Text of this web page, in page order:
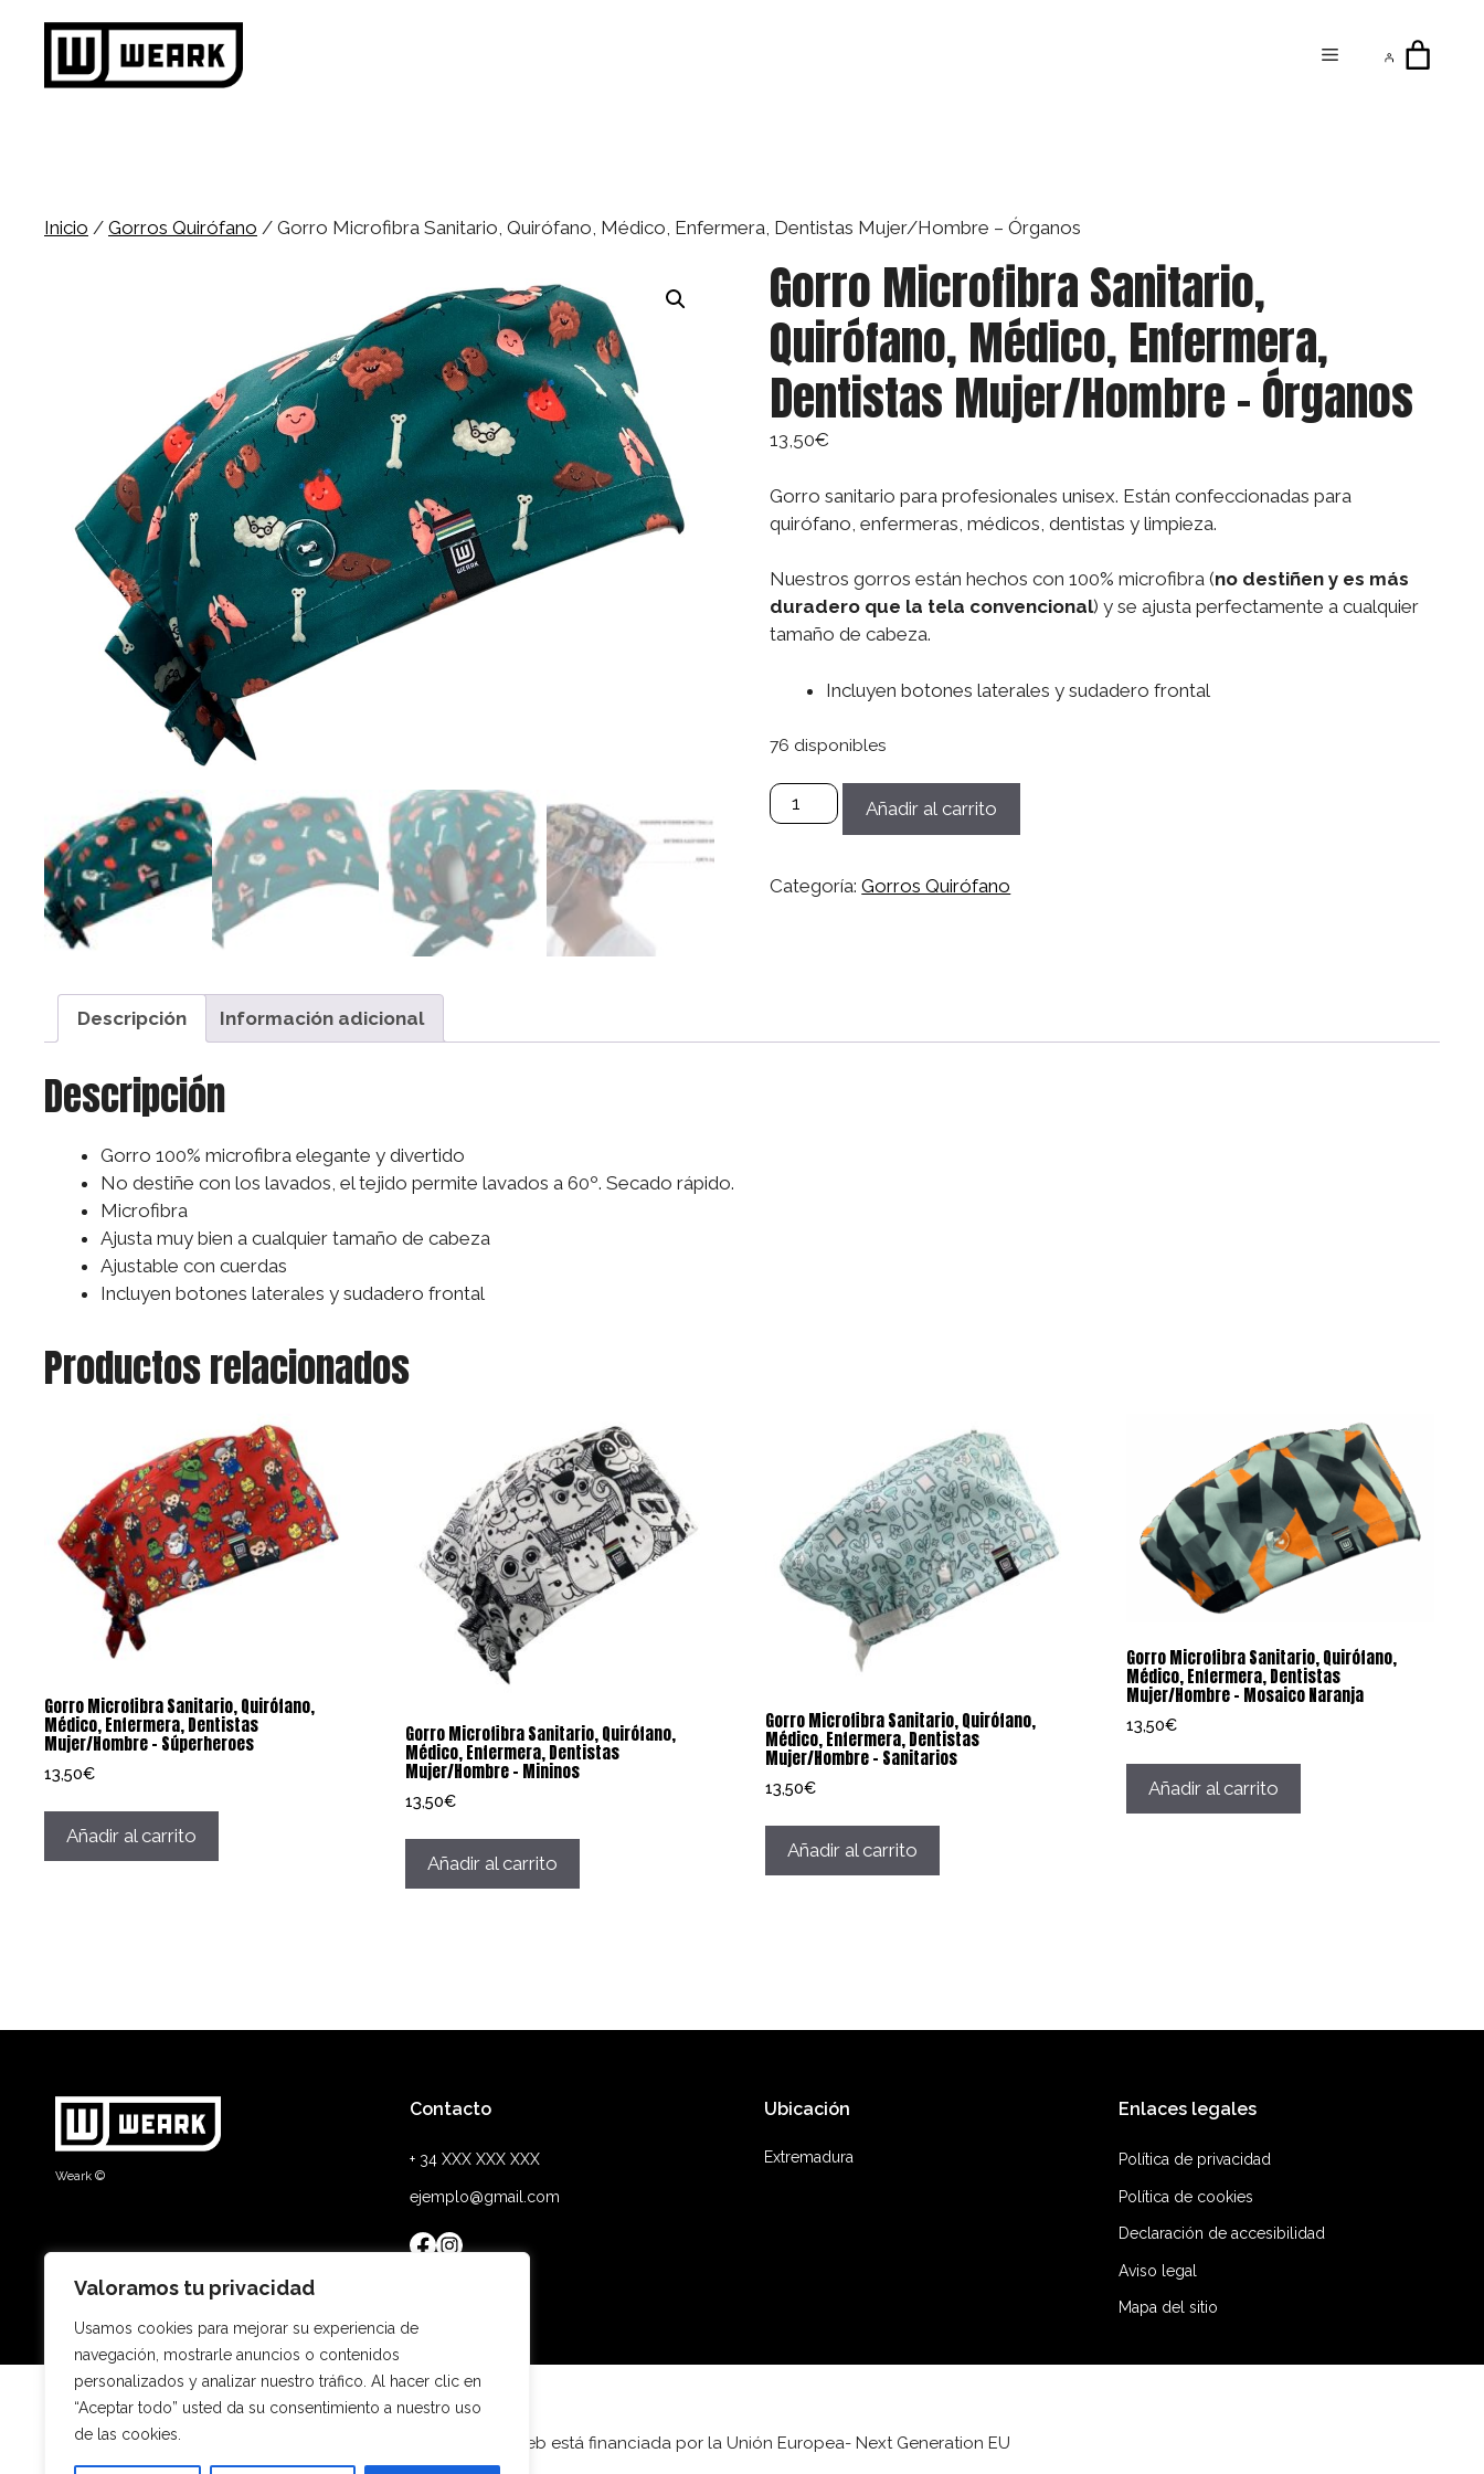
Valoramos tu privacidad
Usamos cookies para mejorar su experiencia de
navegación, mostrarle anuncios o contenidos
personalizados y analizar nuestro tráfico. Al hacer clic en
“Aceptar todo” usted da su consentimiento a nuestro uso
de las cookies.
contenido
Menú
Inicio / Gorros Quirófano / Gorro Microfibra Sanitario, Quirófano, Médico, Enfermera, Dentistas Mujer/Hombre – Órganos
Gorro Microfibra Sanitario,
Quirófano, Médico, Enfermera,
Dentistas Mujer/Hombre – Órganos
13,50€
Gorro sanitario para profesionales unisex. Están confeccionadas para
quirófano, enfermeras, médicos, dentistas y limpieza.
Nuestros gorros están hechos con 100% microfibra (no destiñen y es más
duradero que la tela convencional) y se ajusta perfectamente a cualquier
tamaño de cabeza.
Incluyen botones laterales y sudadero frontal
76 disponibles
Gorro
Microfibra
Quirófano,
Órganos
Añadir al carrito
Categoría:Gorros Quirófano
Descripción Información adicional
Descripción
Gorro 100% microfibra elegante y divertido
No destiñe con los lavados, el tejido permite lavados a 60º. Secado rápido.
Microfibra
Ajusta muy bien a cualquier tamaño de cabeza
Ajustable con cuerdas
Incluyen botones laterales y sudadero frontal
Productos relacionados
Gorro Microfibra Sanitario, Quirófano,
Médico, Enfermera, Dentistas
Mujer/Hombre – Súperheroes
13,50€
Añadir al carrito
Gorro Microfibra Sanitario, Quirófano,
Médico, Enfermera, Dentistas
Mujer/Hombre – Mininos
13,50€
Añadir al carrito
Gorro Microfibra Sanitario, Quirófano,
Médico, Enfermera, Dentistas
Mujer/Hombre – Sanitarios
13,50€
Añadir al carrito
Gorro Microfibra Sanitario, Quirófano,
Médico, Enfermera, Dentistas
Mujer/Hombre – Mosaico Naranja
13,50€
Añadir al carrito
Weark ©
Contacto
+ 34 XXX XXX XXX
ejemplo@gmail.com
Ubicación
Extremadura
Enlaces legales
Política de privacidad
Política de cookies
Declaración de accesibilidad
Aviso legal
Mapa del sitio
Esta web está financiada por la Unión Europea- Next Generation EU